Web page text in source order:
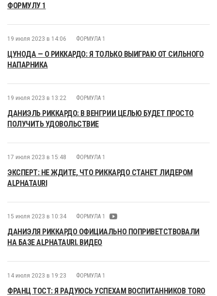
ФОРМУЛУ 1
19 июля 2023 в 14:06 ФОРМУЛА 1
ЦУНОДА — О РИККАРДО: Я ТОЛЬКО ВЫИГРАЮ ОТ СИЛЬНОГО
НАПАРНИКА
19 июля 2023 в 13:22 ФОРМУЛА 1
ДАНИЭЛЬ РИККАРДО: В ВЕНГРИИ ЦЕЛЬЮ БУДЕТ ПРОСТО
ПОЛУЧИТЬ УДОВОЛЬСТВИЕ
17 июля 2023 в 15:48 ФОРМУЛА 1
ЭКСПЕРТ: НЕ ЖДИТЕ, ЧТО РИККАРДО СТАНЕТ ЛИДЕРОМ
ALPHATAURI
15 июля 2023 в 10:34 ФОРМУЛА 1
ДАНИЭЛЯ РИККАРДО ОФИЦИАЛЬНО ПОПРИВЕТСТВОВАЛИ
НА БАЗЕ ALPHATAURI. ВИДЕО
14 июля 2023 в 19:23 ФОРМУЛА 1
ФРАНЦ ТОСТ: Я РАДУЮСЬ УСПЕХАМ ВОСПИТАННИКОВ TORO